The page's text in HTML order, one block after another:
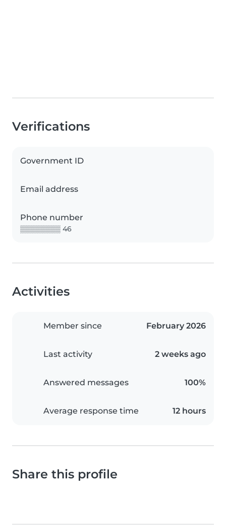
Verifications
Government ID
Email address
Phone number
▒▒▒▒▒▒▒▒ 46
Activities
Member since February 2026
Last activity 2 weeks ago
Answered messages 100%
Average response time 12 hours
Share this profile